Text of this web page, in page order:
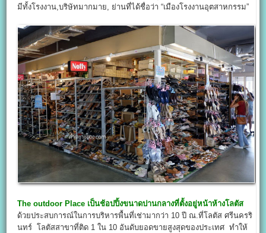
มีทั้งโรงงาน,บริษัทมากมาย, ย่านที่ได้ชื่อว่า “เมืองโรงงานอุตสาหกรรม”
The outdoor Place เป็นช้อปปิ้งขนาดปานกลางที่ตั้งอยู่หน้าห้างโลตัส
ด้วยประสบการณ์ในการบริหารพื้นที่เช่ามากว่า 10 ปี ณ.ที่โลตัส ศรีนครริ
นทร์ โลตัสสาขาที่ติด 1 ใน 10 อันดับยอดขายสูงสุดของประเทศ ทำให้